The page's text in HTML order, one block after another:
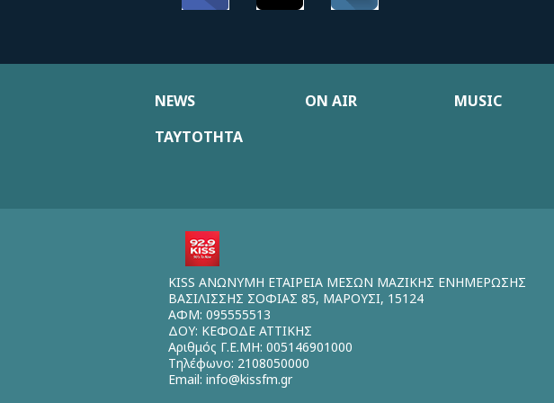
NEWS ON AIR MUSIC
ΤΑΥΤΟΤΗΤΑ
KISS ΑΝΩΝΥΜΗ ΕΤΑΙΡΕΙΑ ΜΕΣΩΝ ΜΑΖΙΚΗΣ ΕΝΗΜΕΡΩΣΗΣ
ΒΑΣΙΛΙΣΣΗΣ ΣΟΦΙΑΣ 85, ΜΑΡΟΥΣΙ, 15124
ΑΦΜ: 095555513
ΔΟΥ: ΚΕΦΟΔΕ ΑΤΤΙΚΗΣ
Αριθμός Γ.Ε.ΜΗ: 005146901000
Τηλέφωνο: 2108050000
Email: info@kissfm.gr